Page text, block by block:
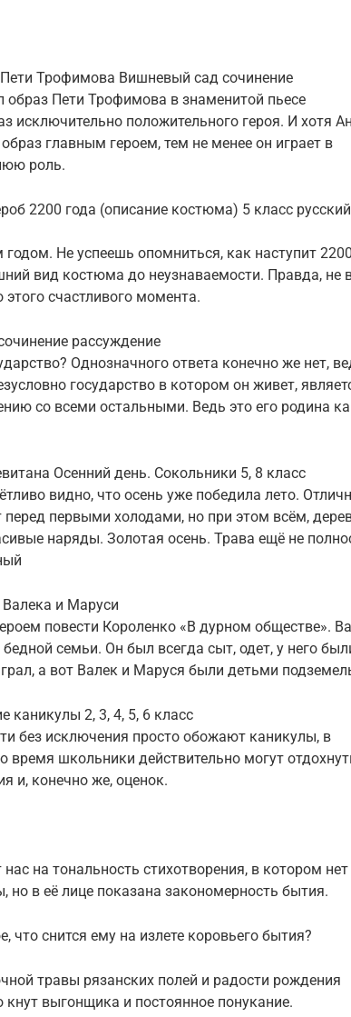
Пети Трофимова Вишневый сад сочинение
образ Пети Трофимова в знаменитой пьесе
исключительно положительного героя. И хотя
главным героем, тем не менее он играет в
роль.
2200 года (описание костюма) 5 класс русский
Не успеешь опомниться, как наступит
вид костюма до неузнаваемости. Правда, не
счастливого момента.
рассуждение
Однозначного ответа конечно же нет,
государство в котором он живет,
со всеми остальными. Ведь это его родина
Осенний день. Сокольники 5, 8 класс
видно, что осень уже победила лето.
перед первыми холодами, но при этом всём,
наряды. Золотая осень. Трава ещё не
и Маруси
повести Короленко «В дурном обществе».
семьи. Он был всегда сыт, одет, у него
а вот Валек и Маруся были детьми
каникулы 2, 3, 4, 5, 6 класс
без исключения просто обожают каникулы, в
время школьники действительно могут
и, конечно же, оценок.
на тональность стихотворения, в котором нет
в её лице показана закономерность бытия.
что снится ему на излете коровьего бытия?
травы рязанских полей и радости рождения
кнут выгонщика и постоянное понукание.